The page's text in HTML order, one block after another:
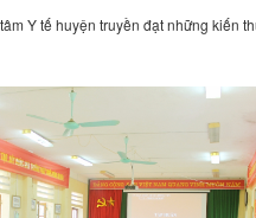
Y tế huyện truyền đạt những kiến